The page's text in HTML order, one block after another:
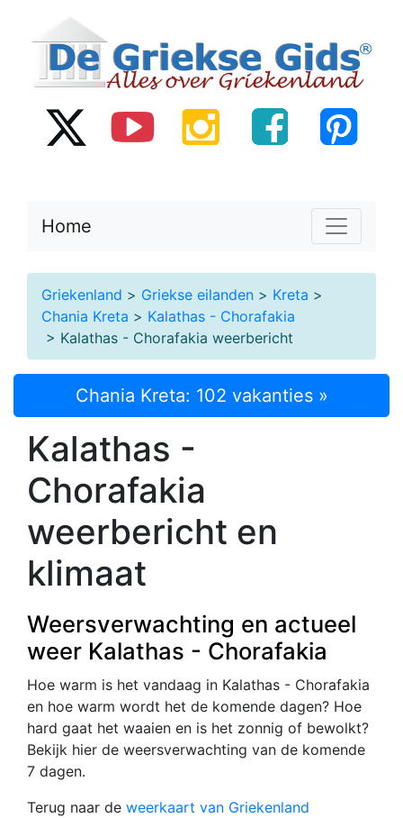
Home
Griekenland > Griekse eilanden > Kreta >
Chania Kreta > Kalathas - Chorafakia
> Kalathas - Chorafakia weerbericht
Chania Kreta: 102 vakanties »
Kalathas -
Chorafakia
weerbericht en
klimaat
Weersverwachting en actueel
weer Kalathas - Chorafakia
Hoe warm is het vandaag in Kalathas - Chorafakia
en hoe warm wordt het de komende dagen? Hoe
hard gaat het waaien en is het zonnig of bewolkt?
Bekijk hier de weersverwachting van de komende
7 dagen.
Terug naar de weerkaart van Griekenland